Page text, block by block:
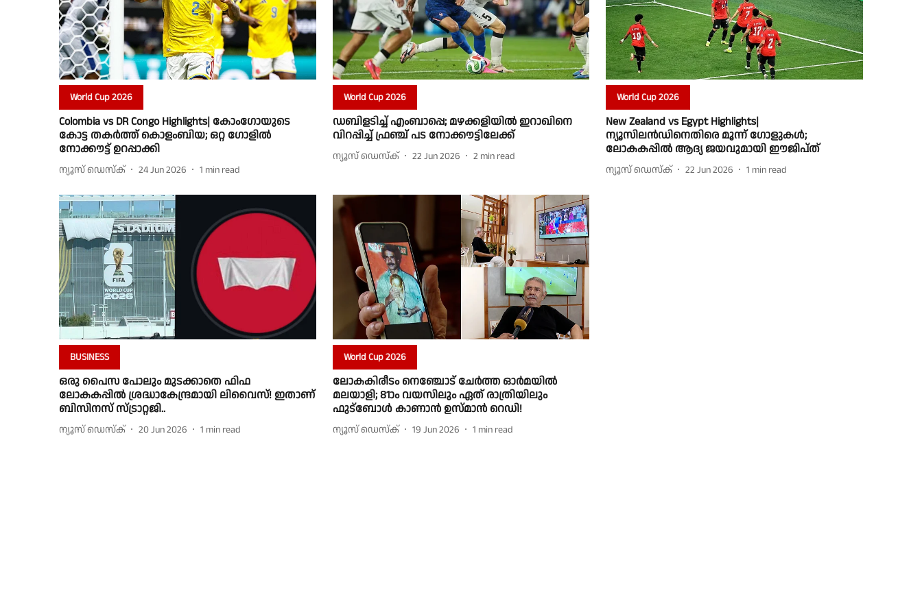
World Cup 2026
Colombia vs DR Congo Highlights| കോംഗോയുടെ
കോട്ട തകർത്ത് കൊളംബിയ; ഒറ്റ ഗോളിൽ
നോക്കൗട്ട് ഉറപ്പാക്കി
ന്യൂസ് ഡെസ്ക് 24 Jun 2026 1 min read
World Cup 2026
ഡബിളടിച്ച് എംബാപ്പെ; മഴക്കളിയിൽ ഇറാഖിനെ
വിറപ്പിച്ച് ഫ്രഞ്ച് പട നോക്കൗട്ടിലേക്ക്
ന്യൂസ് ഡെസ്ക് 22 Jun 2026 2 min read
World Cup 2026
New Zealand vs Egypt Highlights|
ന്യൂസിലൻഡിനെതിരെ മൂന്ന് ഗോളുകൾ;
ലോകകപ്പിൽ ആദ്യ ജയവുമായി ഈജിപ്ത്
ന്യൂസ് ഡെസ്ക് 22 Jun 2026 1 min read
BUSINESS
ഒരു പൈസ പോലും മുടക്കാതെ ഫിഫ
ലോകകപ്പിൽ ശ്രദ്ധാകേന്ദ്രമായി ലിവൈസ്! ഇതാണ്
ബിസിനസ് സ്ട്രാറ്റജി..
ന്യൂസ് ഡെസ്ക് 20 Jun 2026 1 min read
World Cup 2026
ലോകകിരീടം നെഞ്ചോട് ചേർത്ത ഓർമയിൽ
മലയാളി; 81ാം വയസിലും ഏത് രാത്രിയിലും
ഫുട്ബോൾ കാണാൻ ഉസ്മാൻ റെഡി!
ന്യൂസ് ഡെസ്ക് 19 Jun 2026 1 min read